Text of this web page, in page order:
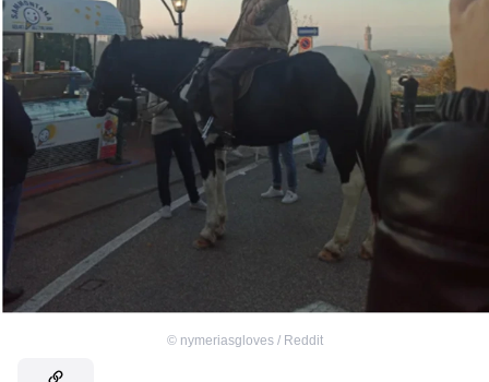
© nymeriasgloves / Reddit